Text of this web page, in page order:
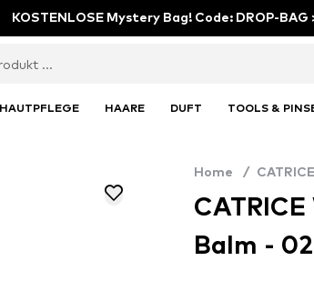
KOSTENLOSE Mystery Bag! Code: DROP-BAG
HAUTPFLEGE HAARE DUFT TOOLS &
Home / CATRICE
Balm -